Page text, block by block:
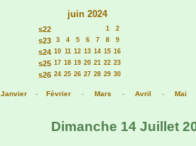
juin 2024
s22 1 2
s23 3 4 5 6 7 8 9
s24 10 11 12 13 14 15 16
s25 17 18 19 20 21 22 23
s26 24 25 26 27 28 29 30
Janvier- Février- Mars - Avril - Mai
Dimanche 14 Juillet